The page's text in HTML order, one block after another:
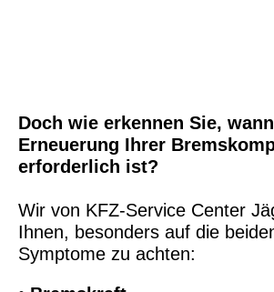
Doch wie erkennen Sie,
Erneuerung Ihrer
erforderlich ist?
Wir von KFZ-Service Center
Ihnen, besonders auf die
Symptome zu achten: